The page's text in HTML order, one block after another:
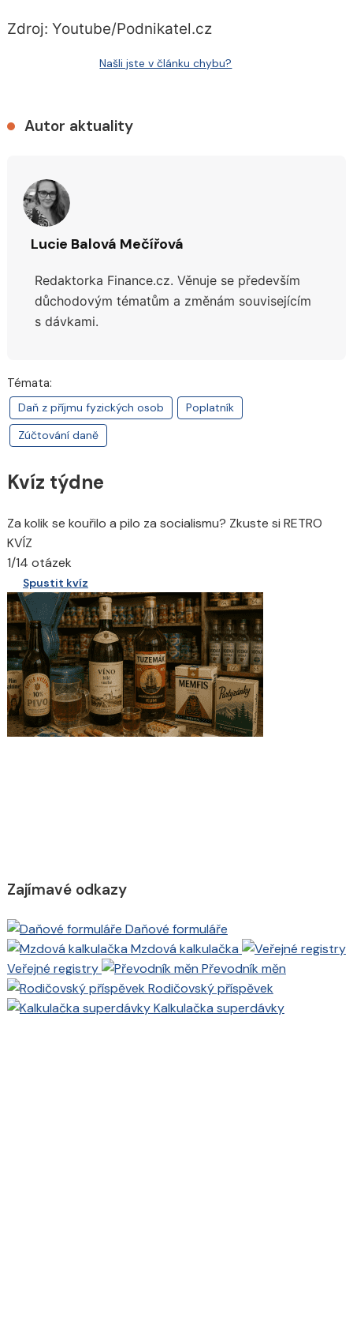
Zdroj: Youtube/Podnikatel.cz
Našli jste v článku chybu?
Autor aktuality
Lucie Balová Mečířová
Redaktorka Finance.cz. Věnuje se především
důchodovým tématům a změnám souvisejícím
s dávkami.
Témata:
Daň z příjmu fyzických osob
Poplatník
Zúčtování daně
Kvíz týdne
Za kolik se kouřilo a pilo za socialismu? Zkuste si RETRO
KVÍZ
1/14 otázek
Spustit kvíz
Zajímavé odkazy
Daňové formuláře
Mzdová kalkulačka
Veřejné registry
Převodník měn
Rodičovský příspěvek
Kalkulačka superdávky